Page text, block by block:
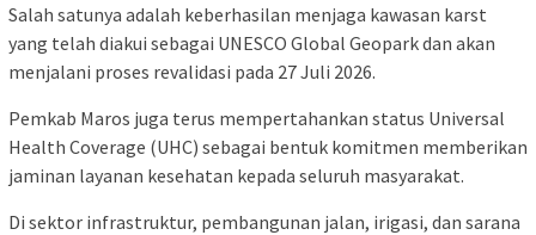
Salah satunya adalah keberhasilan menjaga kawasan karst
yang telah diakui sebagai UNESCO Global Geopark dan akan
menjalani proses revalidasi pada 27 Juli 2026.
Pemkab Maros juga terus mempertahankan status Universal
Health Coverage (UHC) sebagai bentuk komitmen memberikan
jaminan layanan kesehatan kepada seluruh masyarakat.
Di sektor infrastruktur, pembangunan jalan, irigasi, dan sarana